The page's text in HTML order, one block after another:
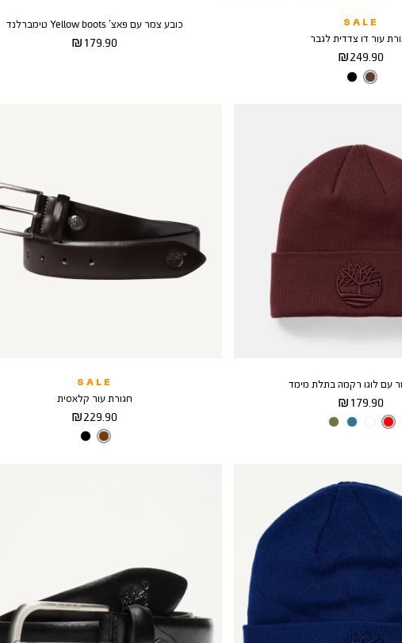
SALE
עור דו צדדית לגבר
מחיר
מוצר
249.90 ₪
צבע
DARK
כובע צמר עם פאצ’ Yellow boots טימברלנד
מחיר
179.90 ₪
עם לוגו רקמה בתלת מימד
מחיר
מוצר
179.90 ₪
צבע
Red
SALE
חגורת עור קלאסית
מחיר
מוצר
229.90 ₪
צבע
Brown